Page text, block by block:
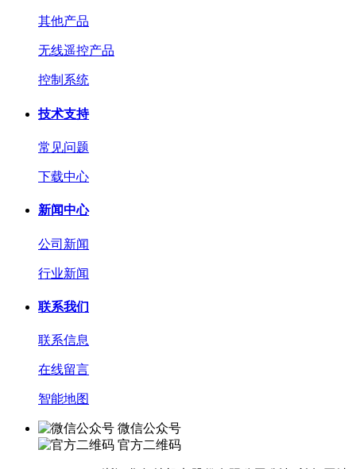
其他产品
无线遥控产品
控制系统
技术支持
常见问题
下载中心
新闻中心
公司新闻
行业新闻
联系我们
联系信息
在线留言
智能地图
微信公众号
官方二维码